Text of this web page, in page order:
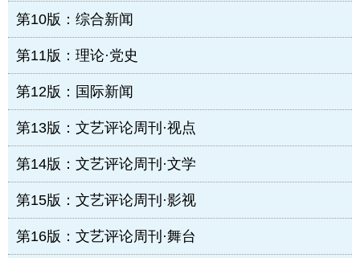
第10版：综合新闻
第11版：理论·党史
第12版：国际新闻
第13版：文艺评论周刊·视点
第14版：文艺评论周刊·文学
第15版：文艺评论周刊·影视
第16版：文艺评论周刊·舞台